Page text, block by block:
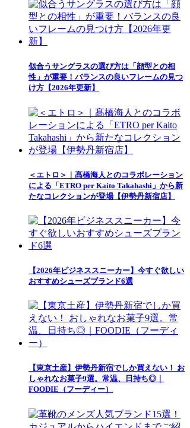
似合うサングラスの選び方は「顔型との相
性」が重要！バランスの良いフレームの見つ
け方【2026年更新】
＜エトロ＞｜髙橋海人とのコラボレーション
による「ETRO per Kaito Takahashi」から新
たなコレクションが登場【伊勢丹新宿店】
【2026年ビジネススニーカー】今すぐ欲しい
おすすめシューズブランド6選
【東京土産】伊勢丹新宿でしか買えない！ お
しゃれなお菓子9選。常温、日持ち◎｜
FOODIE（フーディー）